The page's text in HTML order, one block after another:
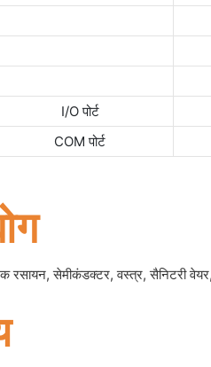
I/O पोर्ट
COM पोर्ट
रसायन, सेमीकंडक्टर, वस्त्र, सैनिटरी